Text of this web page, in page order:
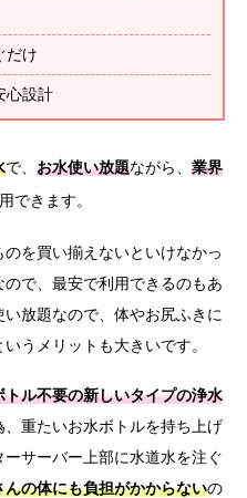
だけ
心設計
で、 お水使い放題ながら、 業界
できます。
を買い揃えないといけなかっ
で、最安で利用できるのもあ
放題なので、体やお尻ふきに
うメリットも大きいです。
トル不要の新しいタイプの浄水
、重たいお水ボトルを持ち上げ
サーバー上部に水道水を注ぐ
んの体にも負担がかからないの